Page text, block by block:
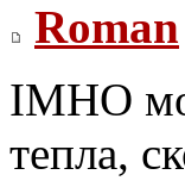
Roman
IMHO
тепла,